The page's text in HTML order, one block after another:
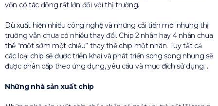
vốn có tác động rất lớn đối với thị trường.
Dù xuất hiện nhiều công nghệ và những cải tiến mới nhưng thị
trường vẫn chưa có nhiều thay đổi. Chip 2 nhân hay 4 nhân chưa
thể “một sớm một chiều” thay thế chip một nhân. Tuy tất cả
các loại chip sẽ được triển khai và phát triển song song nhưng sẽ
được phân cấp theo ứng dụng, yêu cầu và mục đích sử dụng. .
Những nhà sản xuất chip